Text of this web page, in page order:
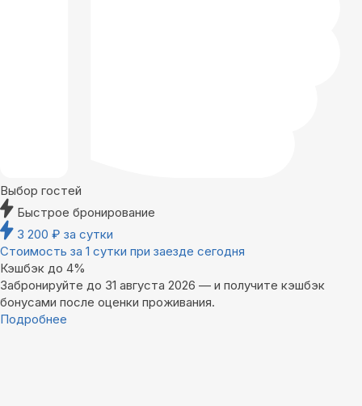
Выбор гостей
Быстрое бронирование
3 200 ₽ за сутки
Стоимость за 1 сутки при заезде сегодня
Кэшбэк до 4%
Забронируйте до 31 августа 2026 — и получите кэшбэк
бонусами после оценки проживания.
Подробнее